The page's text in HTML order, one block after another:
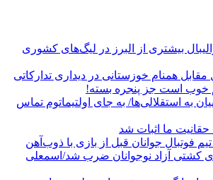
بیشتری از البرز در لیگ‌های کشوری
مقابل همنام خوزستانی در دیداری تدارکاتی
خوب است جز پنجره بسته!
به استقلالی‌ها/ به جای اولتیماتوم تماس
ما اثبات شد
فوتبال جوانان قبل از بازی با ذوب‌آهن
کشتی آزاد نوجوانان ضرب شد/اسمعلی